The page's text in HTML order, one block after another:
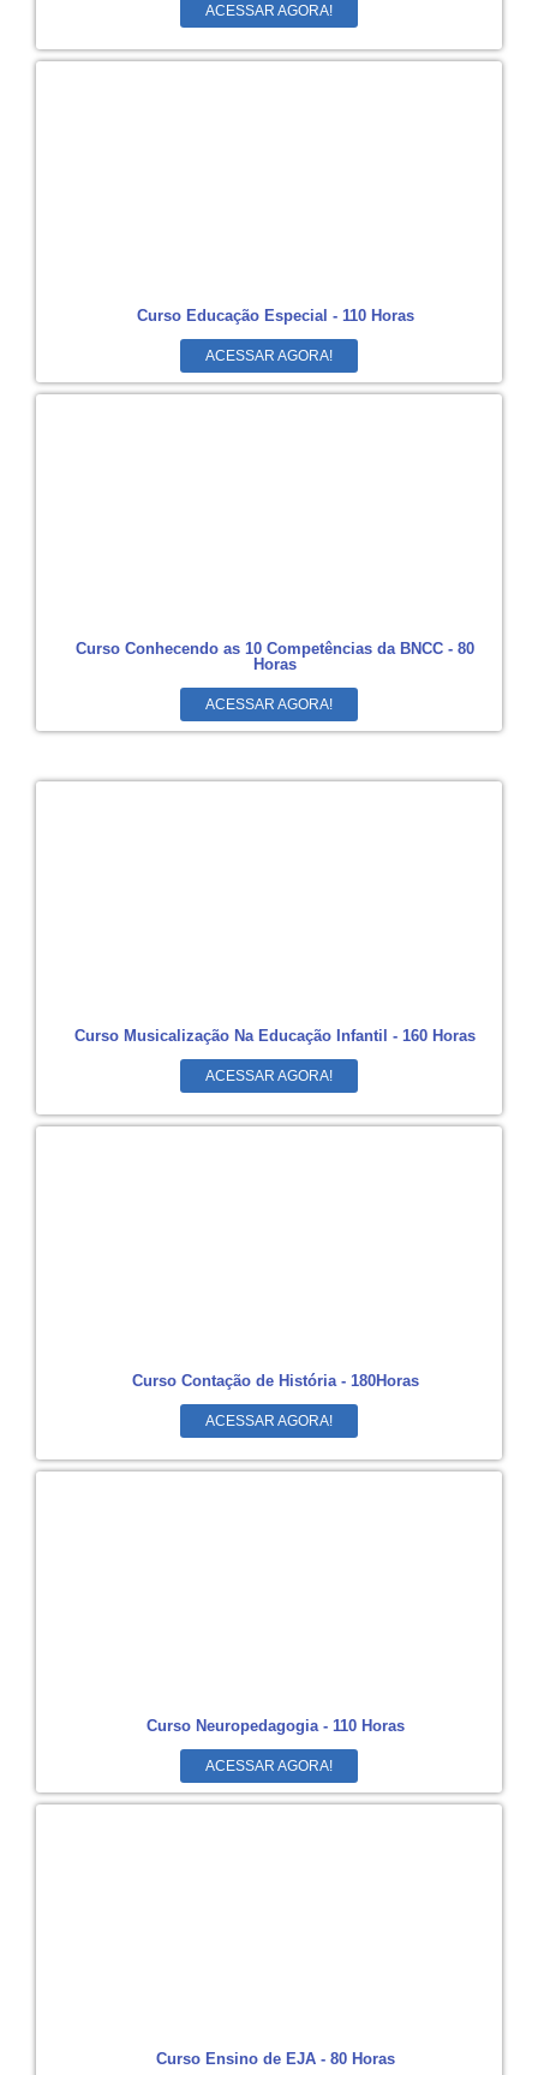
ACESSAR AGORA!
Curso Educação Especial - 110 Horas
ACESSAR AGORA!
Curso Conhecendo as 10 Competências da BNCC - 80
Horas
ACESSAR AGORA!
Curso Musicalização Na Educação Infantil - 160 Horas
ACESSAR AGORA!
Curso Contação de História - 180Horas
ACESSAR AGORA!
Curso Neuropedagogia - 110 Horas
ACESSAR AGORA!
Curso Ensino de EJA - 80 Horas